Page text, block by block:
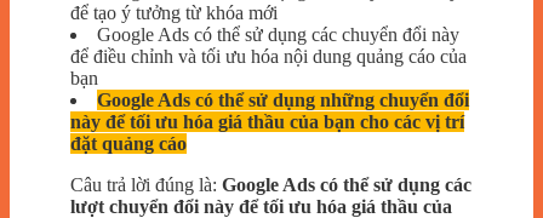
để tạo ý tưởng từ khóa mới
Google Ads có thể sử dụng các chuyển đổi này
để điều chỉnh và tối ưu hóa nội dung quảng cáo của
bạn
Google Ads có thể sử dụng những chuyển đổi
này để tối ưu hóa giá thầu của bạn cho các vị trí
đặt quảng cáo
Câu trả lời đúng là: Google Ads có thể sử dụng các
lượt chuyển đổi này để tối ưu hóa giá thầu của